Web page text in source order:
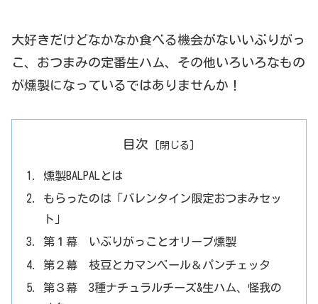
大好きだけどなかなか食べる機会がないいぶりがっ
こ、おつまみの定番生ハム、その他いろいろなもの
が燻製になっているではありませんか！
目次
燻製BALPALとは
もらったのは「バレンタイン限定おつまみセッ
ト」
第１幕 いぶりがっことオリーブ燻製
第２幕 枝豆とカマンベール＆パンチェッタ
第３幕 3種ナチュラルチーズ&生ハム、怪我の